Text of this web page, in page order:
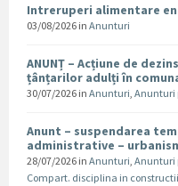
Intreruperi alimentare
03/08/2026 in Anunturi
ANUNȚ – Acțiune de
țânțarilor adulți în
30/07/2026 in Anunturi, Anunturi
Anunt – suspendarea
administrative –
28/07/2026 in Anunturi, Anunturi
Compart. disciplina in constructii